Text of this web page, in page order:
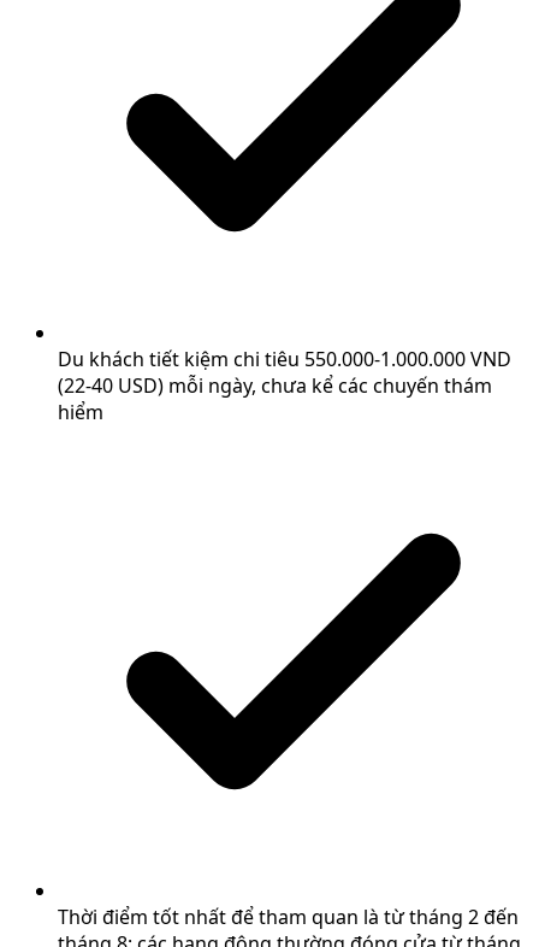
Du khách tiết kiệm chi tiêu 550.000-1.000.000 VND
(22-40 USD) mỗi ngày, chưa kể các chuyến thám
hiểm
Thời điểm tốt nhất để tham quan là từ tháng 2 đến